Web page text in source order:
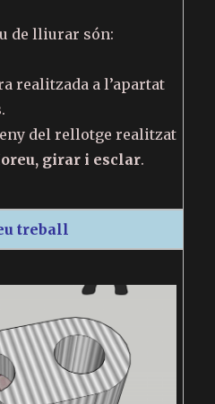
de lliurar són:
realitzada a l’apartat
.
del rellotge realitzat
girar i esclar.
treball